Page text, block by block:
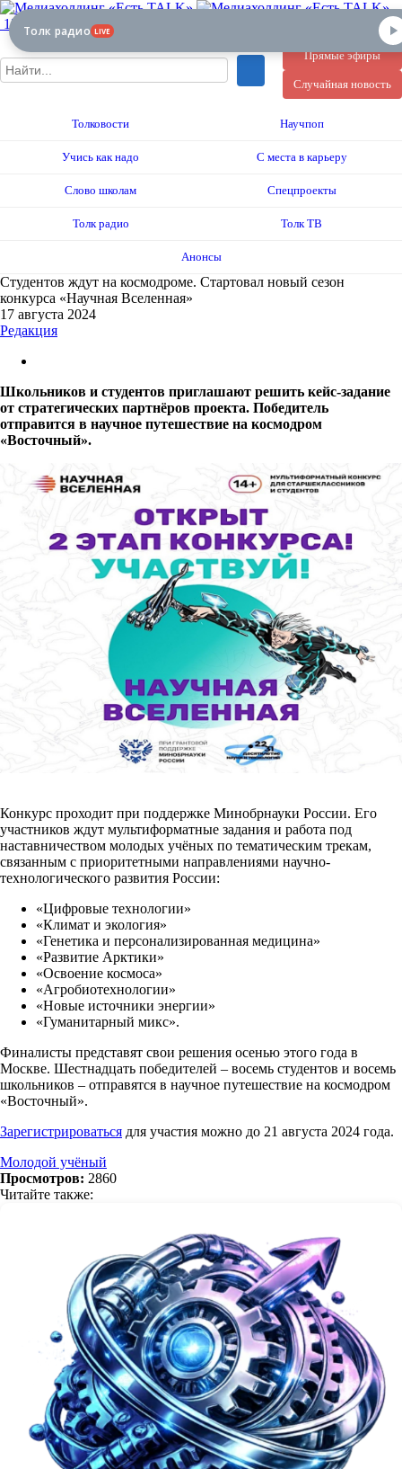
12+
Прямые эфиры
Случайная новость
Толковости Научпоп
Учись как надо С места в карьеру
Слово школам Спецпроекты
Толк радио Толк ТВ
Анонсы
Студентов ждут на космодроме. Стартовал новый сезон
конкурса «Научная Вселенная»
17 августа 2024
Редакция
Школьников и студентов приглашают решить кейс-задание
от стратегических партнёров проекта. Победитель
отправится в научное путешествие на космодром
«Восточный».
Конкурс проходит при поддержке Минобрнауки России. Его
участников ждут мультиформатные задания и работа под
наставничеством молодых учёных по тематическим трекам,
связанным с приоритетными направлениями научно-
технологического развития России:
«Цифровые технологии»
«Климат и экология»
«Генетика и персонализированная медицина»
«Развитие Арктики»
«Освоение космоса»
«Агробиотехнологии»
«Новые источники энергии»
«Гуманитарный микс».
Финалисты представят свои решения осенью этого года в
Москве. Шестнадцать победителей – восемь студентов и восемь
школьников – отправятся в научное путешествие на космодром
«Восточный».
Зарегистрироваться для участия можно до 21 августа 2024 года.
Молодой учёный
Просмотров: 2860
Читайте также:
Толк радио LIVE